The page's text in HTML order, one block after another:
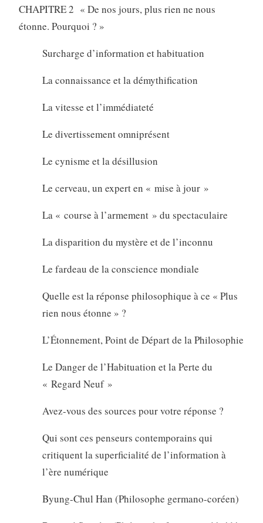
CHAPITRE 2 « De nos jours, plus rien ne nous
étonne. Pourquoi ? »
Surcharge d’information et habituation
La connaissance et la démythification
La vitesse et l’immédiateté
Le divertissement omniprésent
Le cynisme et la désillusion
Le cerveau, un expert en « mise à jour »
La « course à l’armement » du spectaculaire
La disparition du mystère et de l’inconnu
Le fardeau de la conscience mondiale
Quelle est la réponse philosophique à ce « Plus
rien nous étonne » ?
L’Étonnement, Point de Départ de la Philosophie
Le Danger de l’Habituation et la Perte du
« Regard Neuf »
Avez-vous des sources pour votre réponse ?
Qui sont ces penseurs contemporains qui
critiquent la superficialité de l’information à
l’ère numérique
Byung-Chul Han (Philosophe germano-coréen)